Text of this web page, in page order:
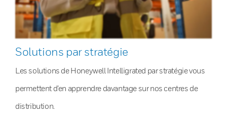
Solutions par stratégie
Les solutions de Honeywell Intelligrated par stratégie vous
permettent d’en apprendre davantage sur nos centres de
distribution.